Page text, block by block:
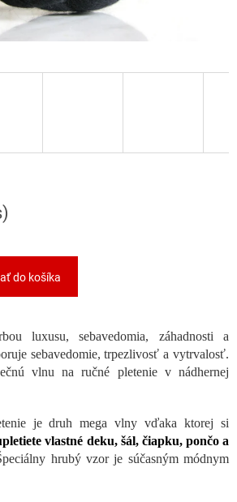
do košíka
luxusu, sebavedomia, záhadnosti a
sebavedomie, trpezlivosť a vytrvalosť.
vlnu na ručné pletenie v nádhernej
je druh mega vlny vďaka ktorej si
vlastné deku, šál, čiapku, pončo a
hrubý vzor je súčasným módnym